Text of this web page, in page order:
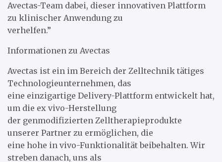
Avectas-Team dabei, dieser innovativen Plattform
zu klinischer Anwendung zu
verhelfen.”
Informationen zu Avectas
Avectas ist ein im Bereich der Zelltechnik tätiges
Technologieunternehmen, das
eine einzigartige Delivery-Plattform entwickelt hat,
um die ex vivo-Herstellung
der genmodifizierten Zelltherapieprodukte
unserer Partner zu ermöglichen, die
eine hohe in vivo-Funktionalität beibehalten. Wir
streben danach, uns als